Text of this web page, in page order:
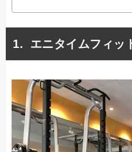
エニタイムフィッ